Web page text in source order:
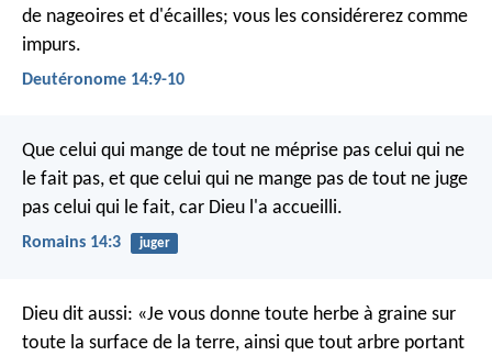
de nageoires et d'écailles; vous les considérerez comme
impurs.
Deutéronome 14:9-10
Que celui qui mange de tout ne méprise pas celui qui ne
le fait pas, et que celui qui ne mange pas de tout ne juge
pas celui qui le fait, car Dieu l'a accueilli.
Romains 14:3 juger
Dieu dit aussi: «Je vous donne toute herbe à graine sur
toute la surface de la terre, ainsi que tout arbre portant